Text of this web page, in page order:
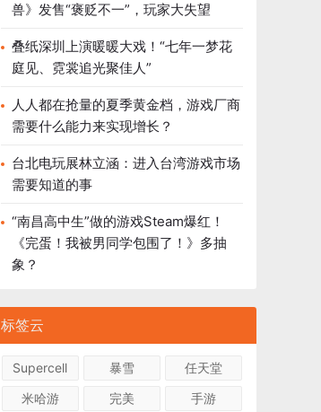
兽》发售“褒贬不一”，玩家大失望
叠纸深圳上演暖暖大戏！“七年一梦花
庭见、霓裳追光聚佳人”
人人都在抢量的夏季黄金档，游戏厂商
需要什么能力来实现增长？
台北电玩展林立涵：进入台湾游戏市场
需要知道的事
“南昌高中生”做的游戏Steam爆红！
《完蛋！我被男同学包围了！》多抽
象？
标签云
Supercell 暴雪
任天堂
米哈游
完美
手游